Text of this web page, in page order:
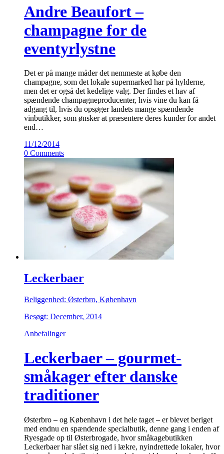
Andre Beaufort –
champagne for de
eventyrlystne
Det er på mange måder det nemmeste at købe den
champagne, som det lokale supermarked har på hylderne,
men det er også det kedelige valg. Der findes et hav af
spændende champagneproducenter, hvis vine du kan få
adgang til, hvis du opsøger landets mange spændende
vinbutikker, som ønsker at præsentere deres kunder for andet
end…
11/12/2014
0 Comments
Leckerbaer
Beliggenhed: Østerbro, København
Besøgt: December, 2014
Anbefalinger
Leckerbaer – gourmet-
småkager efter danske
traditioner
Østerbro – og København i det hele taget – er blevet beriget
med endnu en spændende specialbutik, denne gang i enden af
Ryesgade op til Østerbrogade, hvor småkagebutikken
Leckerbaer har slået sig ned i lækre, nyindrettede lokaler, hvor